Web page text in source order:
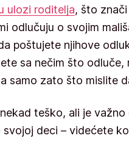
ulozi roditelja, što
odlučuju o svojim
poštujete njihove
sa nečim što odluče,
samo zato što mislite
teško, ali je
svojoj deci – videćete